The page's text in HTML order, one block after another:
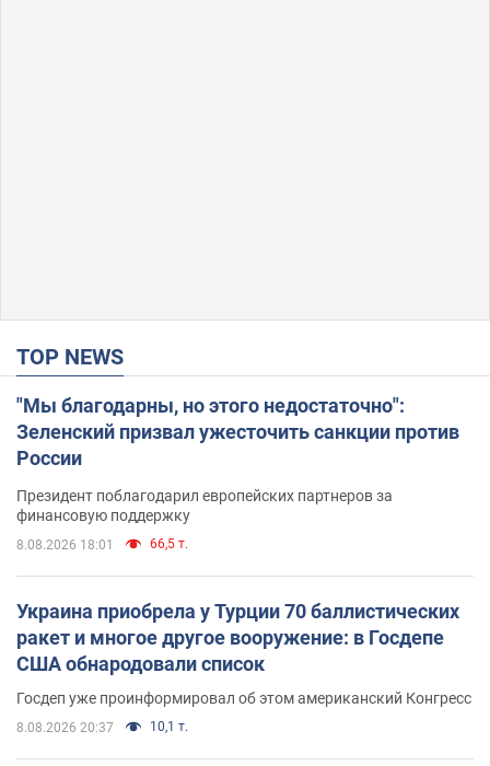
TOP NEWS
"Мы благодарны, но этого недостаточно":
Зеленский призвал ужесточить санкции против
России
Президент поблагодарил европейских партнеров за
финансовую поддержку
8.08.2026 18:01 66,5 т.
Украина приобрела у Турции 70 баллистических
ракет и многое другое вооружение: в Госдепе
США обнародовали список
Госдеп уже проинформировал об этом американский Конгресс
8.08.2026 20:37 10,1 т.